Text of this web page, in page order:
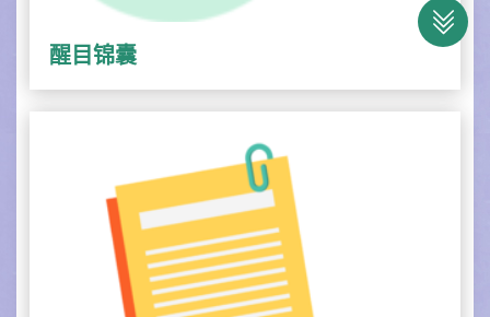
醒目锦囊